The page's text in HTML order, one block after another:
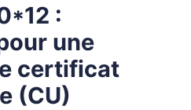
:
une
certificat
(CU)